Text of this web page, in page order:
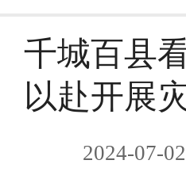
千城百县
以赴开展
2024-07-